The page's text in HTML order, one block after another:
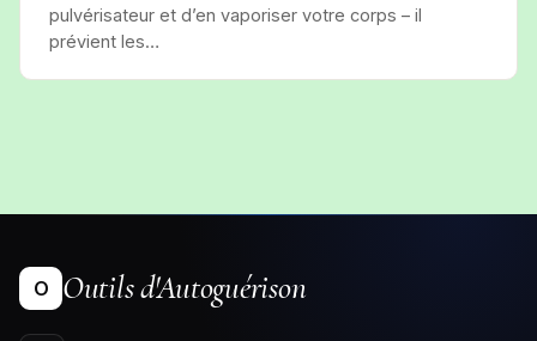
pulvérisateur et d’en vaporiser votre corps – il
prévient les…
O Outils d'Autoguérison